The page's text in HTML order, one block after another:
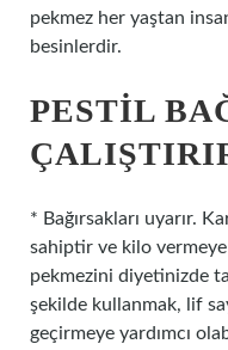
pekmez her yaştan
besinlerdir.
PESTIL
* Bağırsakları uyarır.
sahiptir ve kilo
pekmezini diyetinizde
şekilde kullanmak, lif
geçirmeye yardımcı